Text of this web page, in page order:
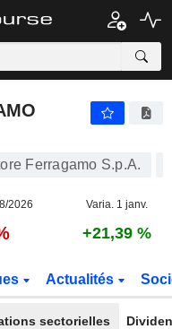
Ferragamo S.p.A.
2026 Varia. 1 janv.
+21,39 %
Actualités
sectorielles